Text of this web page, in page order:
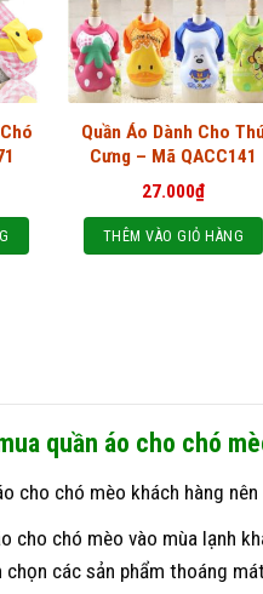
Quần Áo Dành Cho
Cưng – Mã QACC141
27.000₫
THÊM VÀO GIỎ HÀNG
quần áo cho chó
cho chó mèo khách hàng
cho chó mèo vào mùa lạnh
chọn các sản phẩm thoáng